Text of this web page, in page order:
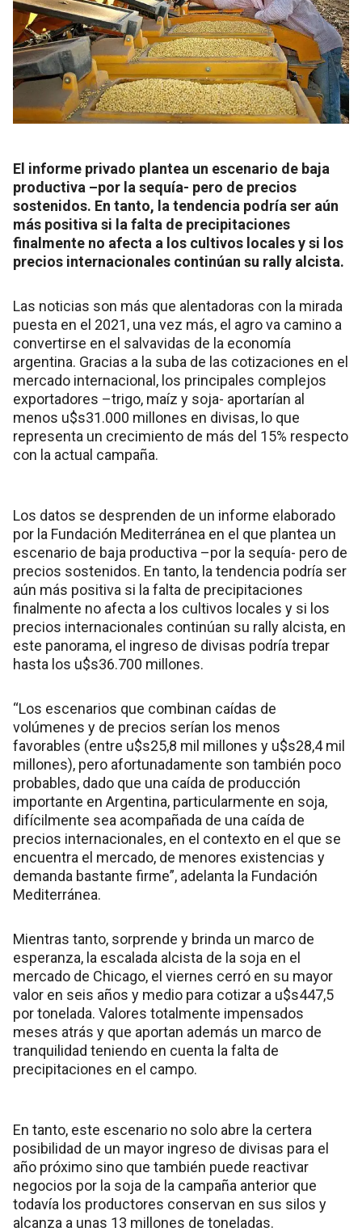
El informe privado plantea un escenario de baja
productiva –por la sequía- pero de precios
sostenidos. En tanto, la tendencia podría ser aún
más positiva si la falta de precipitaciones
finalmente no afecta a los cultivos locales y si los
precios internacionales continúan su rally alcista.
Las noticias son más que alentadoras con la mirada
puesta en el 2021, una vez más, el agro va camino a
convertirse en el salvavidas de la economía
argentina. Gracias a la suba de las cotizaciones en el
mercado internacional, los principales complejos
exportadores –trigo, maíz y soja- aportarían al
menos u$s31.000 millones en divisas, lo que
representa un crecimiento de más del 15% respecto
con la actual campaña.
Los datos se desprenden de un informe elaborado
por la Fundación Mediterránea en el que plantea un
escenario de baja productiva –por la sequía- pero de
precios sostenidos. En tanto, la tendencia podría ser
aún más positiva si la falta de precipitaciones
finalmente no afecta a los cultivos locales y si los
precios internacionales continúan su rally alcista, en
este panorama, el ingreso de divisas podría trepar
hasta los u$s36.700 millones.
“Los escenarios que combinan caídas de
volúmenes y de precios serían los menos
favorables (entre u$s25,8 mil millones y u$s28,4 mil
millones), pero afortunadamente son también poco
probables, dado que una caída de producción
importante en Argentina, particularmente en soja,
difícilmente sea acompañada de una caída de
precios internacionales, en el contexto en el que se
encuentra el mercado, de menores existencias y
demanda bastante firme”, adelanta la Fundación
Mediterránea.
Mientras tanto, sorprende y brinda un marco de
esperanza, la escalada alcista de la soja en el
mercado de Chicago, el viernes cerró en su mayor
valor en seis años y medio para cotizar a u$s447,5
por tonelada. Valores totalmente impensados
meses atrás y que aportan además un marco de
tranquilidad teniendo en cuenta la falta de
precipitaciones en el campo.
En tanto, este escenario no solo abre la certera
posibilidad de un mayor ingreso de divisas para el
año próximo sino que también puede reactivar
negocios por la soja de la campaña anterior que
todavía los productores conservan en sus silos y
alcanza a unas 13 millones de toneladas.